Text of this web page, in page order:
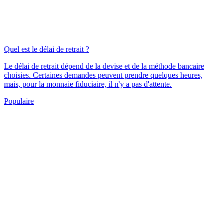
Quel est le délai de retrait ?
Le délai de retrait dépend de la devise et de la méthode bancaire
choisies. Certaines demandes peuvent prendre quelques heures,
mais, pour la monnaie fiduciaire, il n'y a pas d'attente.
Populaire